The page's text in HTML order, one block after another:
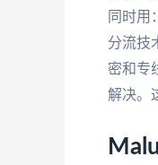
同时用
分流技
密和专
解决。